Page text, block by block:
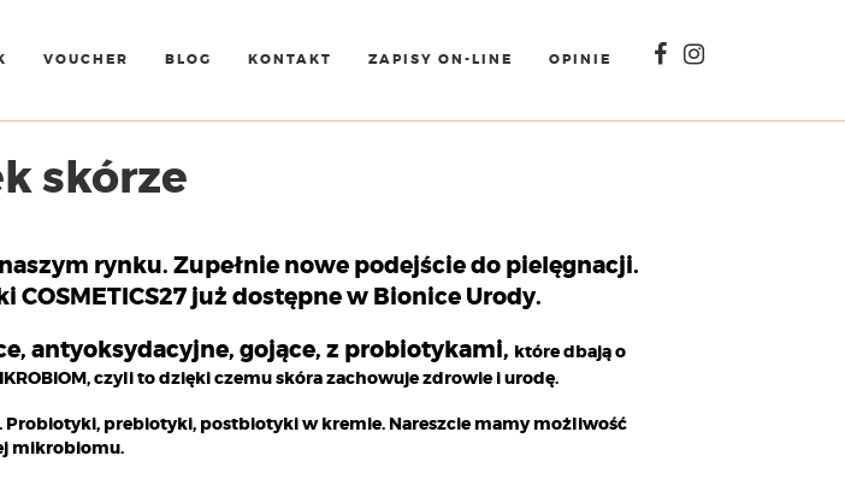
VOUCHER BLOG KONTAKT ZAPISY ON-LINE OPINIE
skórze
rynku. Zupełnie nowe podejście do pielęgnacji.
COSMETICS27 już dostępne w Bionice Urody.
antyoksydacyjne, gojące, z probiotykami, które dbają o
czyli to dzięki czemu skóra zachowuje zdrowie i urodę.
Probiotyki, prebiotyki, postbiotyki w kremie. Nareszcie mamy możliwość
mikrobiomu.